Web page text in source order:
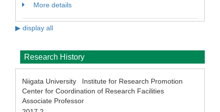
More details
▶ display all
Research History
Niigata University Institute for Research Promotion
Center for Coordination of Research Facilities
Associate Professor